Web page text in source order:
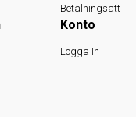
Betalningsätt
Konto
Logga In